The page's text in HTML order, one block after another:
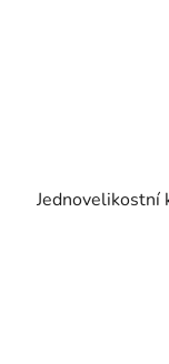
Jednovelikostní